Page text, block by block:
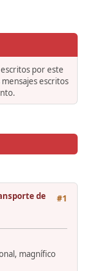
por este
escritos
#1
de
magnífico